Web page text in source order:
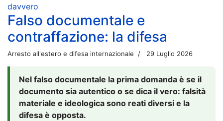
davvero
Falso documentale e
contraffazione: la difesa
Arresto all'estero e difesa internazionale 29 Luglio 2026
Nel falso documentale la prima domanda è se il
documento sia autentico o se dica il vero: falsità
materiale e ideologica sono reati diversi e la
difesa è opposta.